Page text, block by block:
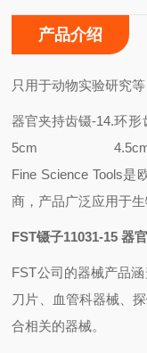
产品介绍
只用于动物实验研究等
器官夹持齿镊-14.
5cm
环形
Fine Science Tools是
商，产品广泛应用于
FST镊子11031-15 器
FST公司的器械产品
刀片、血管科器械、
合相关的器械。